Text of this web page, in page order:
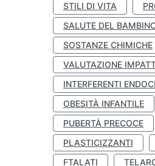
STILI DI VITA
SALUTE DEL
SOSTANZE CHIMICHE
VALUTAZIONE
INTERFERENTI
OBESITÀ INFANTILE
PUBERTÀ PRECOCE
PLASTICIZZANTI
FTALATI